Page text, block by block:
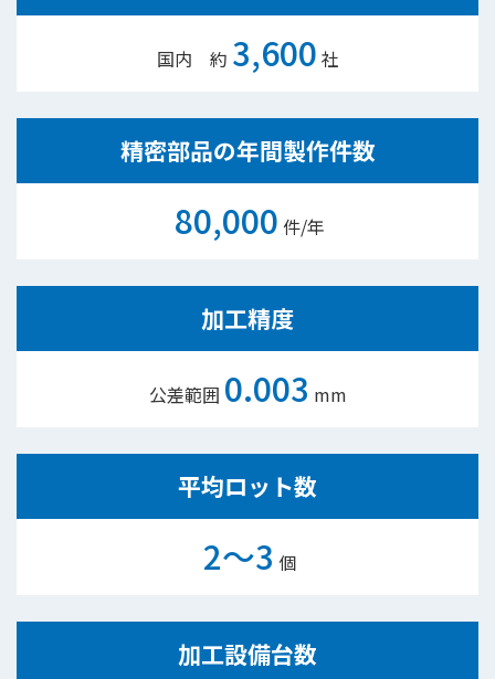
国内 約 3,600 社
精密部品の年間製作件数
80,000 件/年
加工精度
公差範囲 0.003 mm
平均ロット数
2～3 個
加工設備台数